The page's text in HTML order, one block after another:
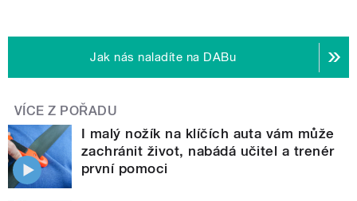
Jak nás naladíte na DABu
VÍCE Z POŘADU
I malý nožík na klíčích auta vám může
zachránit život, nabádá učitel a trenér
první pomoci